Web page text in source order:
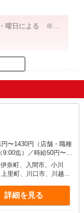
曜日による ※加
ID：AE0608942231
〜1430円（店舗・職種
迄）／時給50円〜
による）
250円UP（店舗・時間
手当／時給100円〜250
手当／時給100円
間帯手当（9:00迄・
奈町、入間市、小川
里町、川口市、川越
市、坂戸市、幸手市、
草加市、秩父市、鶴ヶ
川町、新座市、羽生
詳細を見る